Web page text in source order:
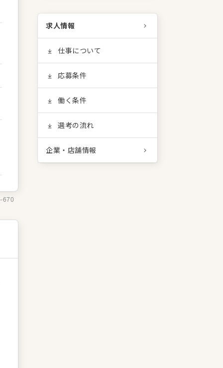
670
求人情報
仕事について
応募条件
働く条件
選考の流れ
企業・店舗情報